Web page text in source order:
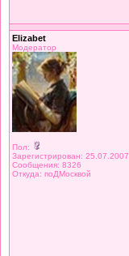
Elizabet
Модератор
Пол:
Зарегистрирован: 25.07.2007
Сообщения: 8326
Откуда: поДМосквой